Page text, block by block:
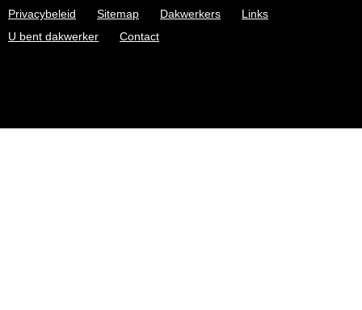
Privacybeleid
Sitemap Dakwerkers
Links
U bent dakwerker
Contact